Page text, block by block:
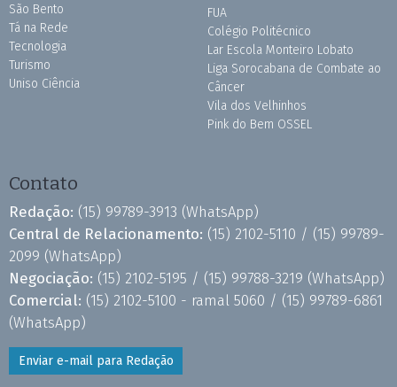
São Bento
Tá na Rede
Tecnologia
Turismo
Uniso Ciência
FUA
Colégio Politécnico
Lar Escola Monteiro Lobato
Liga Sorocabana de Combate ao
Câncer
Vila dos Velhinhos
Pink do Bem OSSEL
Contato
Redação: (15) 99789-3913 (WhatsApp)
Central de Relacionamento: (15) 2102-5110 / (15) 99789-
2099 (WhatsApp)
Negociação: (15) 2102-5195 / (15) 99788-3219 (WhatsApp)
Comercial: (15) 2102-5100 - ramal 5060 / (15) 99789-6861
(WhatsApp)
Enviar e-mail para Redação